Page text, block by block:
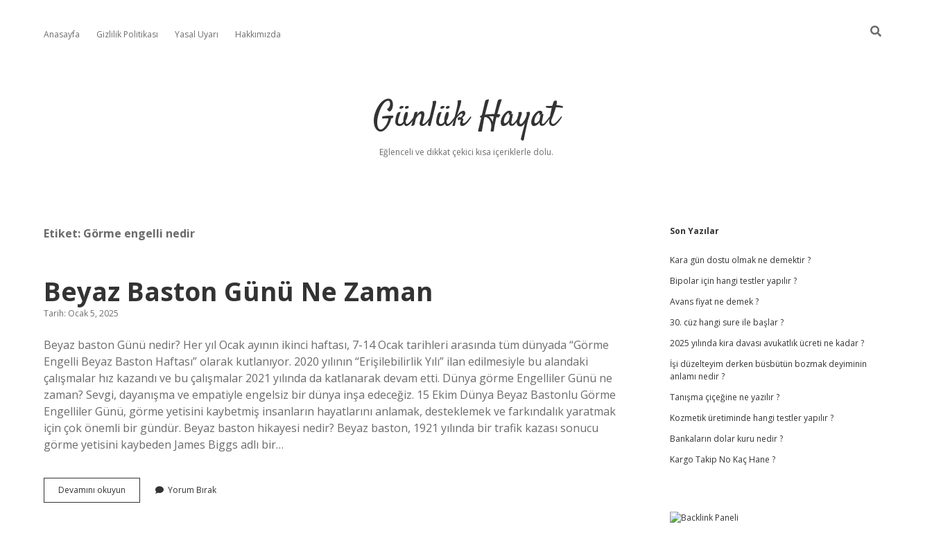
Anasayfa Gizlilik Politikası Yasal Uyarı Hakkımızda
Günlük Hayat
Eğlenceli ve dikkat çekici kısa içeriklerle dolu.
Etiket: Görme engelli nedir
Beyaz Baston Günü Ne Zaman
Tarih: Ocak 5, 2025
Beyaz baston Günü nedir? Her yıl Ocak ayının ikinci haftası, 7-14 Ocak tarihleri ​​arasında tüm dünyada “Görme
Engelli Beyaz Baston Haftası” olarak kutlanıyor. 2020 yılının “Erişilebilirlik Yılı” ilan edilmesiyle bu alandaki
çalışmalar hız kazandı ve bu çalışmalar 2021 yılında da katlanarak devam etti. Dünya görme Engelliler Günü ne
zaman? Sevgi, dayanışma ve empatiyle engelsiz bir dünya inşa edeceğiz. 15 Ekim Dünya Beyaz Bastonlu Görme
Engelliler Günü, görme yetisini kaybetmiş insanların hayatlarını anlamak, desteklemek ve farkındalık yaratmak
için çok önemli bir gündür. Beyaz baston hikayesi nedir? Beyaz baston, 1921 yılında bir trafik kazası sonucu
görme yetisini kaybeden James Biggs adlı bir…
Devamını okuyun
Baston
Yorum Bırak
Sidebar
Son Yazılar
Kara gün dostu olmak ne demektir ?
Bipolar için hangi testler yapılır ?
Avans fiyat ne demek ?
30. cüz hangi sure ile başlar ?
2025 yılında kira davası avukatlık ücreti ne kadar ?
İşi düzelteyim derken büsbütün bozmak deyiminin
anlamı nedir ?
Tanışma çiçeğine ne yazılır ?
Kozmetik üretiminde hangi testler yapılır ?
Bankaların dolar kuru nedir ?
Kargo Takip No Kaç Hane ?